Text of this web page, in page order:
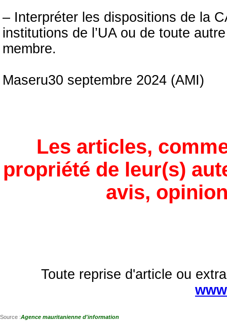
– Interpréter les dispositions de la
institutions de l’UA ou de toute
membre.
Maseru30 septembre 2024 (AMI)
Les articles,
propriété de leur(s)
avis,
Toute reprise d'article ou
Source :Agence mauritanienne d'information